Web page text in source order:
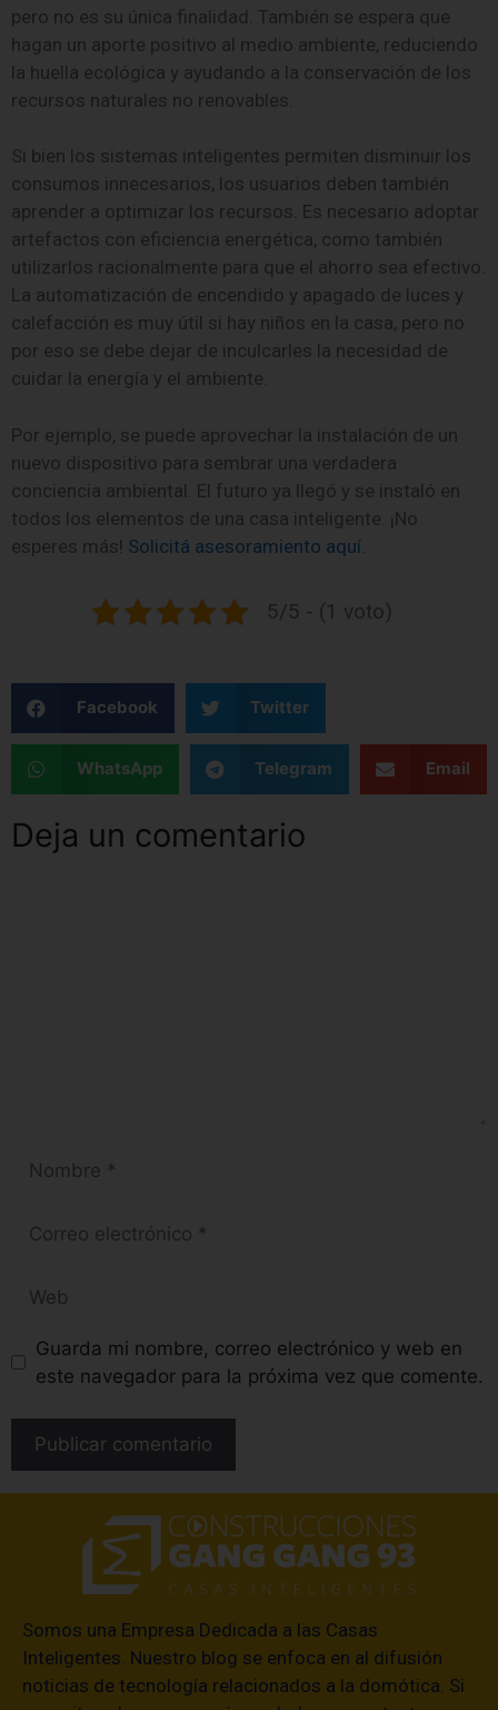
pero no es su única finalidad. También se espera que
hagan un aporte positivo al medio ambiente, reduciendo
la huella ecológica y ayudando a la conservación de los
recursos naturales no renovables.
Si bien los sistemas inteligentes permiten disminuir los
consumos innecesarios, los usuarios deben también
aprender a optimizar los recursos. Es necesario adoptar
artefactos con eficiencia energética, como también
utilizarlos racionalmente para que el ahorro sea efectivo.
La automatización de encendido y apagado de luces y
calefacción es muy útil si hay niños en la casa, pero no
por eso se debe dejar de inculcarles la necesidad de
cuidar la energía y el ambiente.
Por ejemplo, se puede aprovechar la instalación de un
nuevo dispositivo para sembrar una verdadera
conciencia ambiental. El futuro ya llegó y se instaló en
todos los elementos de una casa inteligente. ¡No
esperes más! Solicitá asesoramiento aquí.
5/5 - (1 voto)
Facebook Twitter
WhatsApp Telegram Email
Deja un comentario
Guarda mi nombre, correo electrónico y web en
este navegador para la próxima vez que comente.
Somos una Empresa Dedicada a las Casas
Inteligentes. Nuestro blog se enfoca en al difusión
noticias de tecnología relacionados a la domótica. Si